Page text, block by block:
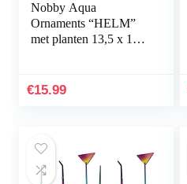
Nobby Aqua
Ornaments “HELM”
met planten 13,5 x 11 x
€15.99